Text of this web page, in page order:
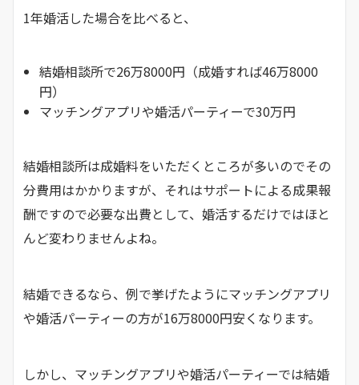
1年婚活した場合を比べると、
結婚相談所で26万8000円（成婚すれば46万8000
円）
マッチングアプリや婚活パーティーで30万円
結婚相談所は成婚料をいただくところが多いのでその
分費用はかかりますが、それはサポートによる成果報
酬ですので必要な出費として、婚活するだけではほと
んど変わりませんよね。
結婚できるなら、例で挙げたようにマッチングアプリ
や婚活パーティーの方が16万8000円安くなります。
しかし、マッチングアプリや婚活パーティーでは結婚